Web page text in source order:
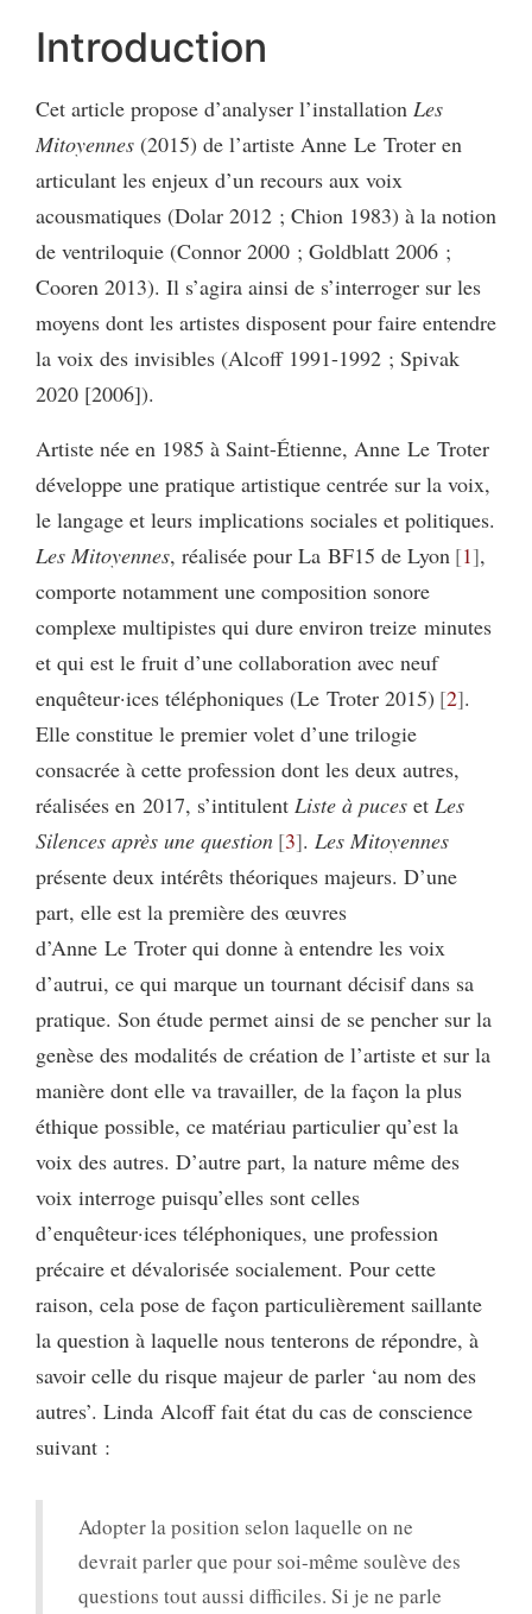
Introduction
Cet article propose d’analyser l’installation Les
Mitoyennes (2015) de l’artiste Anne Le Troter en
articulant les enjeux d’un recours aux voix
acousmatiques (Dolar 2012 ; Chion 1983) à la notion
de ventriloquie (Connor 2000 ; Goldblatt 2006 ;
Cooren 2013). Il s’agira ainsi de s’interroger sur les
moyens dont les artistes disposent pour faire entendre
la voix des invisibles (Alcoff 1991-1992 ; Spivak
2020 [2006]).
Artiste née en 1985 à Saint-Étienne, Anne Le Troter
développe une pratique artistique centrée sur la voix,
le langage et leurs implications sociales et politiques.
Les Mitoyennes, réalisée pour La BF15 de Lyon 1 ,
comporte notamment une composition sonore
complexe multipistes qui dure environ treize minutes
et qui est le fruit d’une collaboration avec neuf
enquêteur·ices téléphoniques (Le Troter 2015) 2 .
Elle constitue le premier volet d’une trilogie
consacrée à cette profession dont les deux autres,
réalisées en 2017, s’intitulent Liste à puces et Les
Silences après une question 3 . Les Mitoyennes
présente deux intérêts théoriques majeurs. D’une
part, elle est la première des œuvres
d’Anne Le Troter qui donne à entendre les voix
d’autrui, ce qui marque un tournant décisif dans sa
pratique. Son étude permet ainsi de se pencher sur la
genèse des modalités de création de l’artiste et sur la
manière dont elle va travailler, de la façon la plus
éthique possible, ce matériau particulier qu’est la
voix des autres. D’autre part, la nature même des
voix interroge puisqu’elles sont celles
d’enquêteur·ices téléphoniques, une profession
précaire et dévalorisée socialement. Pour cette
raison, cela pose de façon particulièrement saillante
la question à laquelle nous tenterons de répondre, à
savoir celle du risque majeur de parler ‘au nom des
autres’. Linda Alcoff fait état du cas de conscience
suivant :
Adopter la position selon laquelle on ne
devrait parler que pour soi-même soulève des
questions tout aussi difficiles. Si je ne parle